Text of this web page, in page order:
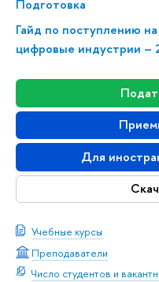
Подготовка
Гайд по поступлению
цифровые индустрии –
Для
Учебные курсы
Преподаватели
Число студентов и